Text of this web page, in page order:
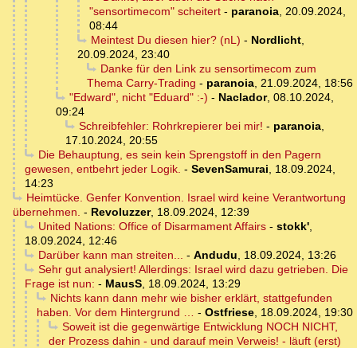
"sensortimecom" scheitert - paranoia, 20.09.2024,
08:44
Meintest Du diesen hier? (nL) - Nordlicht,
20.09.2024, 23:40
Danke für den Link zu sensortimecom zum
Thema Carry-Trading - paranoia, 21.09.2024, 18:56
"Edward", nicht "Eduard" :-) - Naclador, 08.10.2024,
09:24
Schreibfehler: Rohrkrepierer bei mir! - paranoia,
17.10.2024, 20:55
Die Behauptung, es sein kein Sprengstoff in den Pagern
gewesen, entbehrt jeder Logik. - SevenSamurai, 18.09.2024,
14:23
Heimtücke. Genfer Konvention. Israel wird keine Verantwortung
übernehmen. - Revoluzzer, 18.09.2024, 12:39
United Nations: Office of Disarmament Affairs- stokk',
18.09.2024, 12:46
Darüber kann man streiten... - Andudu, 18.09.2024, 13:26
Sehr gut analysiert! Allerdings: Israel wird dazu getrieben. Die
Frage ist nun: - MausS, 18.09.2024, 13:29
Nichts kann dann mehr wie bisher erklärt, stattgefunden
haben. Vor dem Hintergrund … - Ostfriese, 18.09.2024, 19:30
Soweit ist die gegenwärtige Entwicklung NOCH NICHT,
der Prozess dahin - und darauf mein Verweis! - läuft (erst)